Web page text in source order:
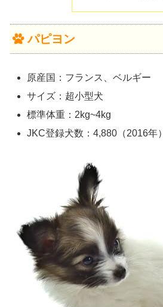
パピヨン
原産国：フランス、ベルギー
サイズ：超小型犬
標準体重：2kg~4kg
JKC登録犬数：4,880（2016年）